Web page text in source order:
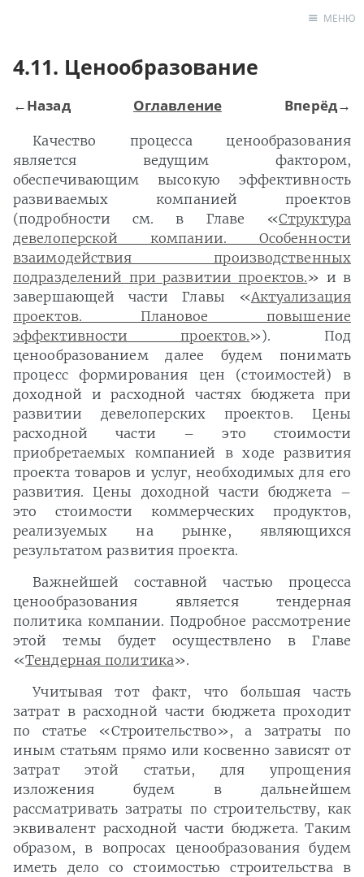
«Эффективный
девелопмент»
Новые
Консалтинг
Обратная связь
МЕНЮ
4.11. Ценообразование
←Назад Оглавление Вперёд→
Качество процесса ценообразования
является ведущим фактором,
обеспечивающим высокую эффективность
развиваемых компанией проектов
(подробности см. в Главе «Структура
девелоперской компании. Особенности
взаимодействия производственных
подразделений при развитии проектов.» и в
завершающей части Главы «Актуализация
проектов. Плановое повышение
эффективности проектов.»). Под
ценообразованием далее будем понимать
процесс формирования цен (стоимостей) в
доходной и расходной частях бюджета при
развитии девелоперских проектов. Цены
расходной части – это стоимости
приобретаемых компанией в ходе развития
проекта товаров и услуг, необходимых для его
развития. Цены доходной части бюджета –
это стоимости коммерческих продуктов,
реализуемых на рынке, являющихся
результатом развития проекта.
Важнейшей составной частью процесса
ценообразования является тендерная
политика компании. Подробное рассмотрение
этой темы будет осуществлено в Главе
«Тендерная политика».
Учитывая тот факт, что большая часть
затрат в расходной части бюджета проходит
по статье «Строительство», а затраты по
иным статьям прямо или косвенно зависят от
затрат этой статьи, для упрощения
изложения будем в дальнейшем
рассматривать затраты по строительству, как
эквивалент расходной части бюджета. Таким
образом, в вопросах ценообразования будем
иметь дело со стоимостью строительства в